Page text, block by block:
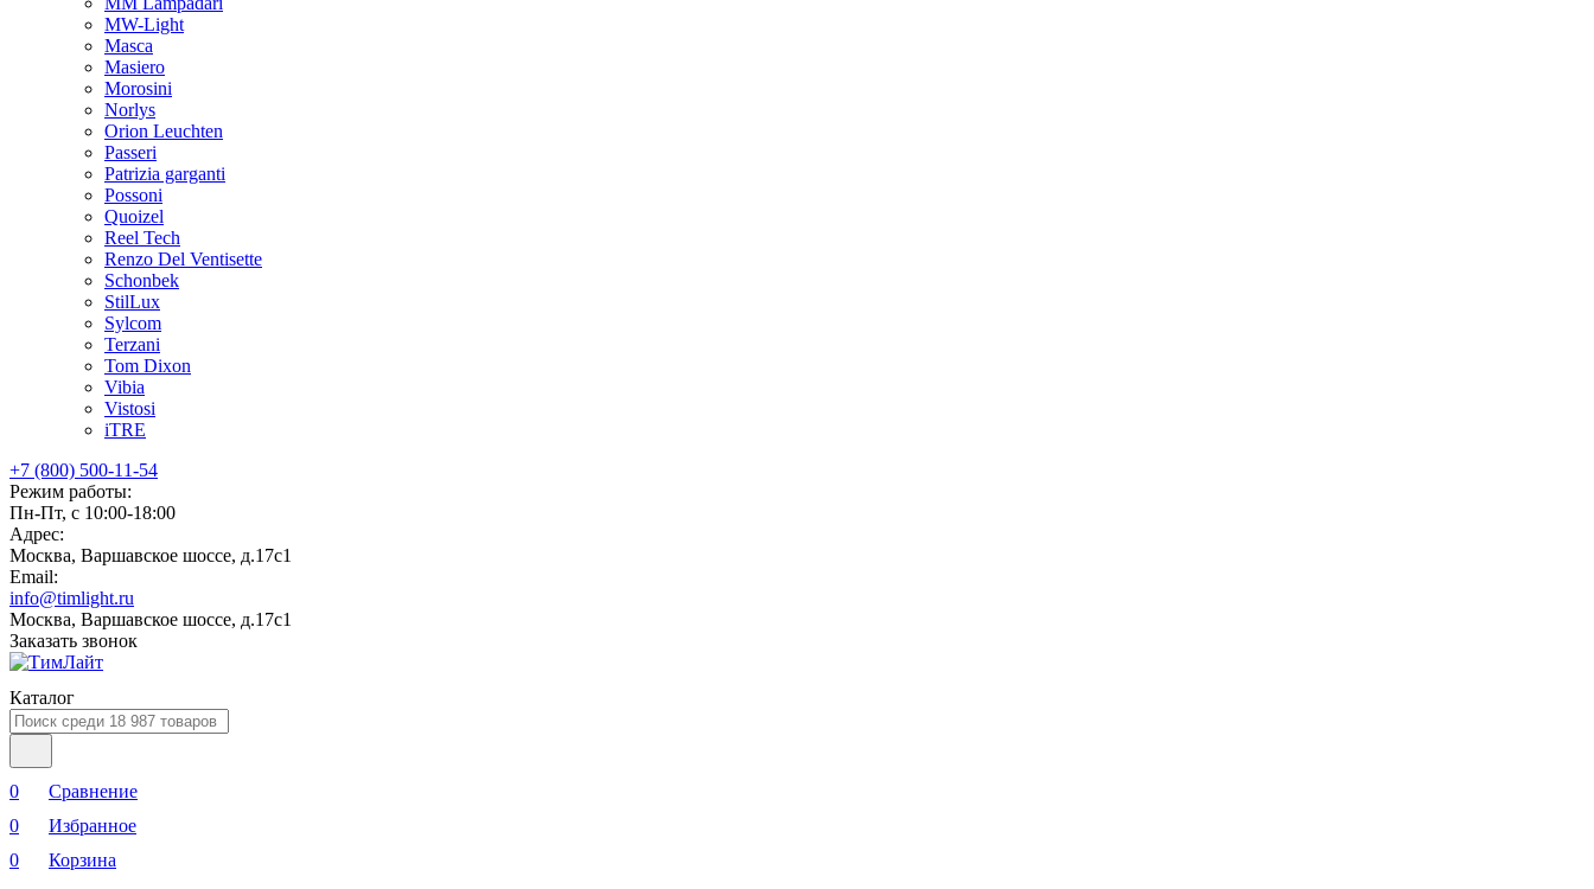
MW-Light
Masca
Masiero
Morosini
Norlys
Orion Leuchten
Passeri
Patrizia garganti
Possoni
Quoizel
Reel Tech
Renzo Del Ventisette
Schonbek
StilLux
Sylcom
Terzani
Tom Dixon
Vibia
Vistosi
iTRE
+7 (800) 500-11-54
Режим работы:
Пн-Пт, с 10:00-18:00
Адрес:
Москва, Варшавское шоссе, д.17c1
Email:
info@timlight.ru
Москва, Варшавское шоссе, д.17c1
Заказать звонок
Каталог
0
Сравнение
0
Избранное
0
Корзина